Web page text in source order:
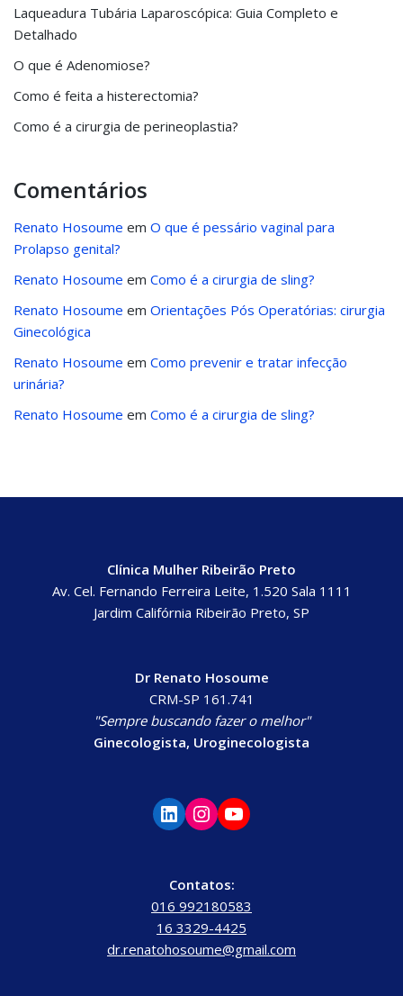
Laqueadura Tubária Laparoscópica: Guia Completo e
Detalhado
O que é Adenomiose?
Como é feita a histerectomia?
Como é a cirurgia de perineoplastia?
Comentários
Renato Hosoume em O que é pessário vaginal para
Prolapso genital?
Renato Hosoume em Como é a cirurgia de sling?
Renato Hosoume em Orientações Pós Operatórias: cirurgia
Ginecológica
Renato Hosoume em Como prevenir e tratar infecção
urinária?
Renato Hosoume em Como é a cirurgia de sling?
Clínica Mulher Ribeirão Preto
Av. Cel. Fernando Ferreira Leite, 1.520 Sala 1111
Jardim Califórnia Ribeirão Preto, SP
Dr Renato Hosoume
CRM-SP 161.741
"Sempre buscando fazer o melhor"
Ginecologista, Uroginecologista
Contatos:
016 992180583
16 3329-4425
dr.renatohosoume@gmail.com